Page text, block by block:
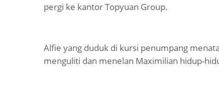
pergi ke kantor Topyuan Group.
Alfie yang duduk di kursi penumpang
menguliti dan menelan Maximilian hidup-